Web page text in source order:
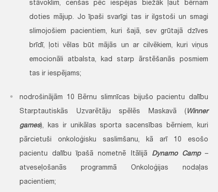
stāvoklim, cenšas pēc iespējas biežāk ļaut bērnam
doties mājup. Jo īpaši svarīgi tas ir ilgstoši un smagi
slimojošiem pacientiem, kuri šajā, sev grūtajā dzīves
brīdī, ļoti vēlas būt mājās un ar cilvēkiem, kuri viņus
emocionāli atbalsta, kad starp ārstēšanās posmiem
tas ir iespējams;
nodrošinājām 10 Bērnu slimnīcas bijušo pacientu dalību
Starptautiskās Uzvarētāju spēlēs Maskavā ( Winner
games), kas ir unikālas sporta sacensības bērniem, kuri
pārcietuši onkoloģisku saslimšanu, kā arī 10 esošo
pacientu dalību īpašā nometnē Itālijā Dynamo Camp–
atveseļošanās programmā Onkoloģijas nodaļas
pacientiem;